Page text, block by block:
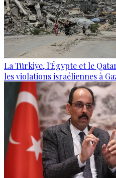
La Türkiye, l'Égypte et le
les violations israéliennes à